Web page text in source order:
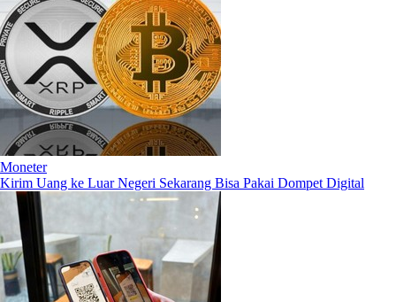
Moneter
Kirim Uang ke Luar Negeri Sekarang Bisa Pakai Dompet Digital